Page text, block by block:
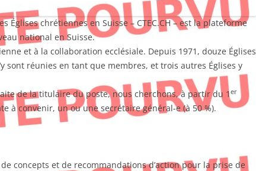
Églises chrétiennes en Suisse – CTEC.CH – est la plateforme
national en Suisse.
et à la collaboration ecclésiale. Depuis 1971, douze Églises
sont réunies en tant que membres, et trois autres Églises y
de la titulaire du poste, nous cherchons, à partir du 1er
à convenir, un ou une secrétaire général-e (à 50 %).
concepts et de recommandations d’action pour la prise de